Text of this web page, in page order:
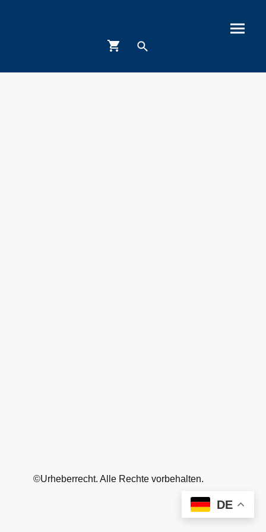
©Urheberrecht. Alle Rechte vorbehalten.
DE